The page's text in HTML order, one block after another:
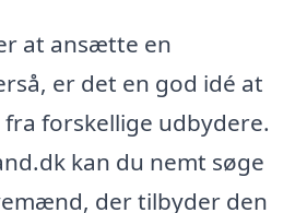
at ansætte en
er det en god idé at
forskellige udbydere.
kan du nemt søge
der tilbyder den